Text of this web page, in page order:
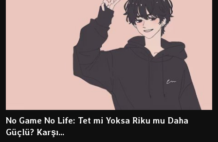
No Game No Life: Tet mi Yoksa Riku mu Daha
Güçlü? Karşı...